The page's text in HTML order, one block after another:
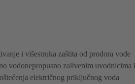
i višestruka zaštita od prodora vode
vodonepropusno zalivenim uvodnicima
električnog priključnog voda